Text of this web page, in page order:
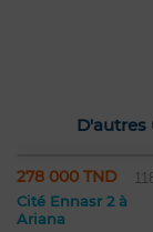
278 000 TND
Cité Ennasr 2 à
Ariana